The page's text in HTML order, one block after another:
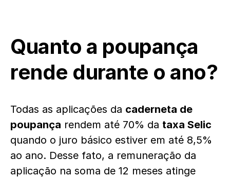
Quanto a poupança
rende durante o ano?
Todas as aplicações da caderneta de
poupança rendem até 70% da taxa Selic
quando o juro básico estiver em até 8,5%
ao ano. Desse fato, a remuneração da
aplicação na soma de 12 meses atinge